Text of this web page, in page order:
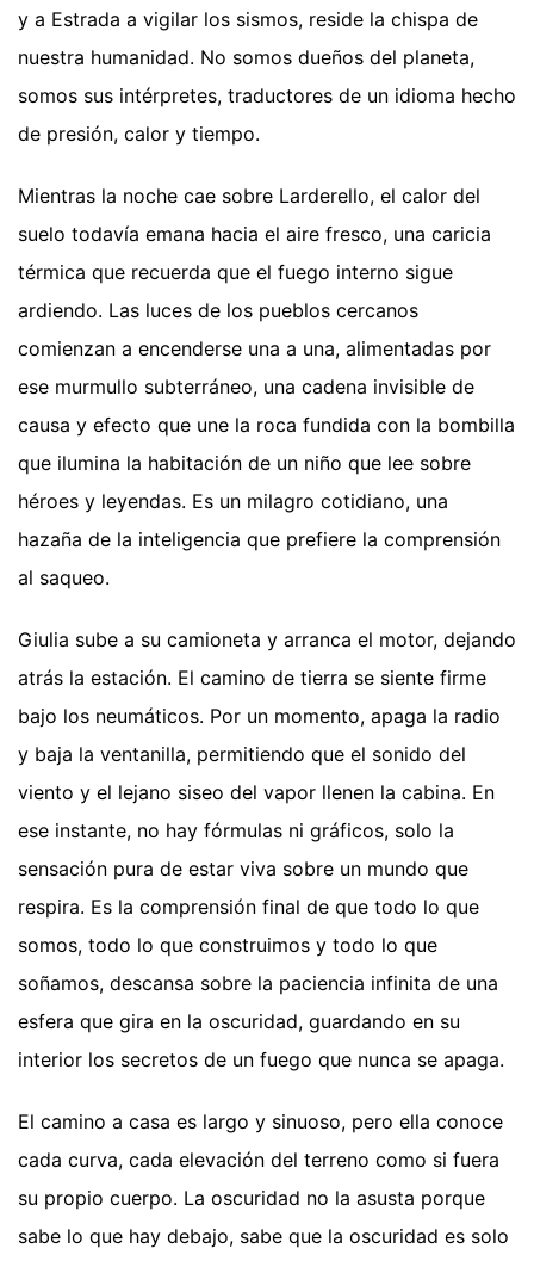
y a Estrada a vigilar los sismos, reside la chispa de
nuestra humanidad. No somos dueños del planeta,
somos sus intérpretes, traductores de un idioma hecho
de presión, calor y tiempo.
Mientras la noche cae sobre Larderello, el calor del
suelo todavía emana hacia el aire fresco, una caricia
térmica que recuerda que el fuego interno sigue
ardiendo. Las luces de los pueblos cercanos
comienzan a encenderse una a una, alimentadas por
ese murmullo subterráneo, una cadena invisible de
causa y efecto que une la roca fundida con la bombilla
que ilumina la habitación de un niño que lee sobre
héroes y leyendas. Es un milagro cotidiano, una
hazaña de la inteligencia que prefiere la comprensión
al saqueo.
Giulia sube a su camioneta y arranca el motor, dejando
atrás la estación. El camino de tierra se siente firme
bajo los neumáticos. Por un momento, apaga la radio
y baja la ventanilla, permitiendo que el sonido del
viento y el lejano siseo del vapor llenen la cabina. En
ese instante, no hay fórmulas ni gráficos, solo la
sensación pura de estar viva sobre un mundo que
respira. Es la comprensión final de que todo lo que
somos, todo lo que construimos y todo lo que
soñamos, descansa sobre la paciencia infinita de una
esfera que gira en la oscuridad, guardando en su
interior los secretos de un fuego que nunca se apaga.
El camino a casa es largo y sinuoso, pero ella conoce
cada curva, cada elevación del terreno como si fuera
su propio cuerpo. La oscuridad no la asusta porque
sabe lo que hay debajo, sabe que la oscuridad es solo